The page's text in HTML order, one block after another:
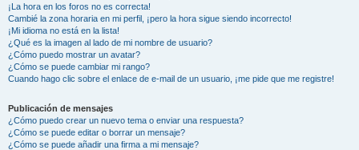
¡La hora en los foros no es correcta!
Cambié la zona horaria en mi perfil, ¡pero la hora sigue siendo incorrecto!
¡Mi idioma no está en la lista!
¿Qué es la imagen al lado de mi nombre de usuario?
¿Cómo puedo mostrar un avatar?
¿Cómo se puede cambiar mi rango?
Cuando hago clic sobre el enlace de e-mail de un usuario, ¡me pide que me registre!
Publicación de mensajes
¿Cómo puedo crear un nuevo tema o enviar una respuesta?
¿Cómo se puede editar o borrar un mensaje?
¿Cómo se puede añadir una firma a mi mensaje?